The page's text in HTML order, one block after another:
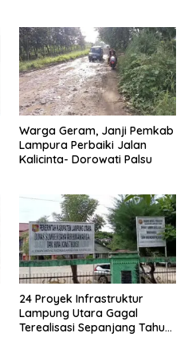
Warga Geram, Janji Pemkab
Lampura Perbaiki Jalan
Kalicinta- Dorowati Palsu
24 Proyek Infrastruktur
Lampung Utara Gagal
Terealisasi Sepanjang Tahun